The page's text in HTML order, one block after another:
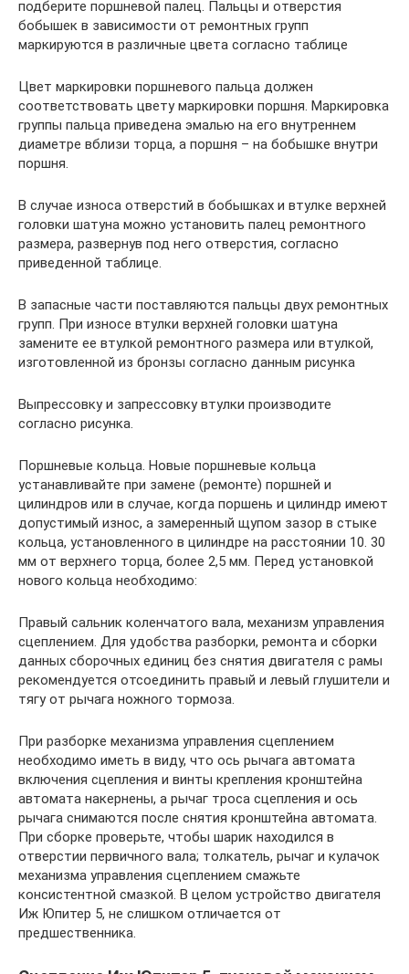
подберите поршневой палец. Пальцы и отверстия
бобышек в зависимости от ремонтных групп
маркируются в различные цвета согласно таблице
Цвет маркировки поршневого пальца должен
соответствовать цвету маркировки поршня. Маркировка
группы пальца приведена эмалью на его внутреннем
диаметре вблизи торца, а поршня – на бобышке внутри
поршня.
В случае износа отверстий в бобышках и втулке верхней
головки шатуна можно установить палец ремонтного
размера, развернув под него отверстия, согласно
приведенной таблице.
В запасные части поставляются пальцы двух ремонтных
групп. При износе втулки верхней головки шатуна
замените ее втулкой ремонтного размера или втулкой,
изготовленной из бронзы согласно данным рисунка
Выпрессовку и запрессовку втулки производите
согласно рисунка.
Поршневые кольца. Новые поршневые кольца
устанавливайте при замене (ремонте) поршней и
цилиндров или в случае, когда поршень и цилиндр имеют
допустимый износ, а замеренный щупом зазор в стыке
кольца, установленного в цилиндре на расстоянии 10. 30
мм от верхнего торца, более 2,5 мм. Перед установкой
нового кольца необходимо:
Правый сальник коленчатого вала, механизм управления
сцеплением. Для удобства разборки, ремонта и сборки
данных сборочных единиц без снятия двигателя с рамы
рекомендуется отсоединить правый и левый глушители и
тягу от рычага ножного тормоза.
При разборке механизма управления сцеплением
необходимо иметь в виду, что ось рычага автомата
включения сцепления и винты крепления кронштейна
автомата накернены, а рычаг троса сцепления и ось
рычага снимаются после снятия кронштейна автомата.
При сборке проверьте, чтобы шарик находился в
отверстии первичного вала; толкатель, рычаг и кулачок
механизма управления сцеплением смажьте
консистентной смазкой. В целом устройство двигателя
Иж Юпитер 5, не слишком отличается от
предшественника.